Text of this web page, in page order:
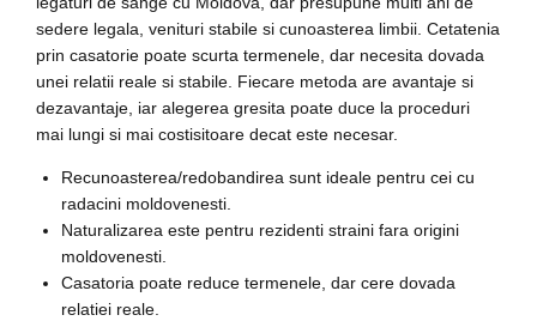
sedere legala, venituri stabile si cunoasterea limbii. Cetatenia
prin casatorie poate scurta termenele, dar necesita dovada
unei relatii reale si stabile. Fiecare metoda are avantaje si
dezavantaje, iar alegerea gresita poate duce la proceduri
mai lungi si mai costisitoare decat este necesar.
Recunoasterea/redobandirea sunt ideale pentru cei cu
radacini moldovenesti.
Naturalizarea este pentru rezidenti straini fara origini
moldovenesti.
Casatoria poate reduce termenele, dar cere dovada
relatiei reale.